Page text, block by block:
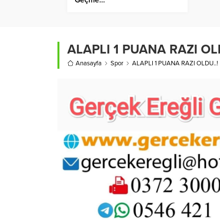
ALAPLI 1 PUANA RAZI
Anasayfa Spor ALAPLI 1 PUANA RAZI OLDU..!